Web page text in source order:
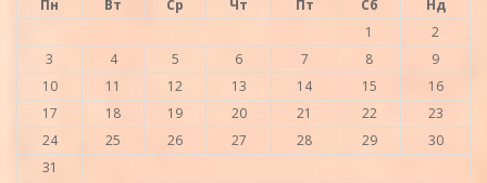
Пн Вт Ср Чт Пт Сб
Нд
1
2
3
4 5 6 7 8
9
10
11 12 13 14 15
16
17
18 19 20 21 22
23
24
25 26 27 28 29
30
31